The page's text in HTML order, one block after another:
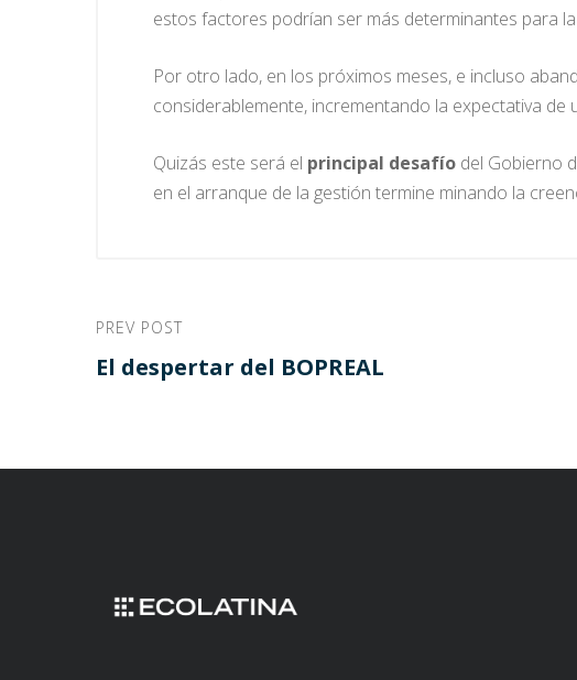
estos factores podrían ser más determinantes para
Por otro lado, en los próximos meses, e incluso
considerablemente, incrementando la expectativa
Quizás este será el principal desafío del Gobierno
en el arranque de la gestión termine minando la
PREV POST
El despertar del BOPREAL